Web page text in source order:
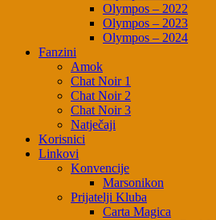
Olympos – 2022
Olympos – 2023
Olympos – 2024
Fanzini
Amok
Chat Noir 1
Chat Noir 2
Chat Noir 3
Natječaji
Korisnici
Linkovi
Konvencije
Marsonikon
Prijatelji Kluba
Carta Magica